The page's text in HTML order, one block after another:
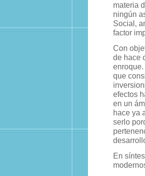
materia
ningún
Social,
factor
Con
de hace
que
efectos
en un
hace ya
serlo
En